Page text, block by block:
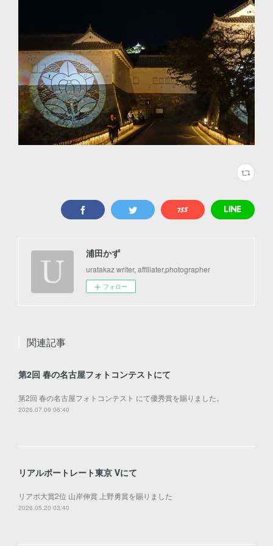
浦田かず
uratakaz writer, affiliater,photographer
フォロー
関連記事
第2回 春の名古屋フォトコンテストにて
第2回 春の名古屋フォトコンテスト にて優秀賞を賜りました。
2026.07.09 06:40
リアルポートレート東京 Ⅴにて
リアポ大賞2位 山岸伸賞 上野勇賞を賜りました
2026.05.20 03:40